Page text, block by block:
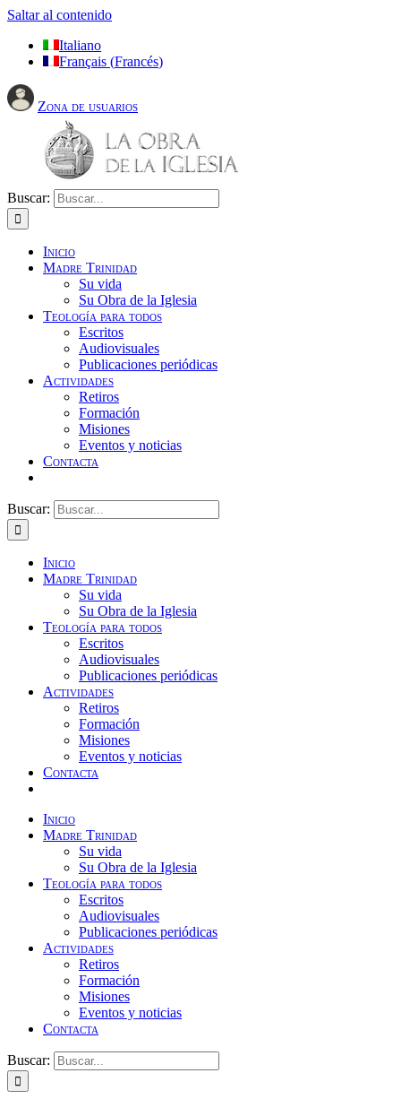
Saltar al contenido
Italiano
Français (Francés)
Zona de usuarios
Buscar:
Inicio
Madre Trinidad
Su vida
Su Obra de la Iglesia
Teología para todos
Escritos
Audiovisuales
Publicaciones periódicas
Actividades
Retiros
Formación
Misiones
Eventos y noticias
Contacta
Buscar:
Inicio
Madre Trinidad
Su vida
Su Obra de la Iglesia
Teología para todos
Escritos
Audiovisuales
Publicaciones periódicas
Actividades
Retiros
Formación
Misiones
Eventos y noticias
Contacta
Inicio
Madre Trinidad
Su vida
Su Obra de la Iglesia
Teología para todos
Escritos
Audiovisuales
Publicaciones periódicas
Actividades
Retiros
Formación
Misiones
Eventos y noticias
Contacta
Buscar: